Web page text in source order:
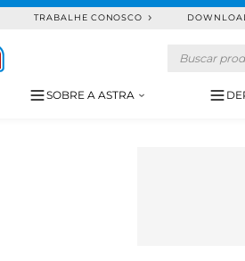
TRABALHE CONOSCO
SOBRE A ASTRA